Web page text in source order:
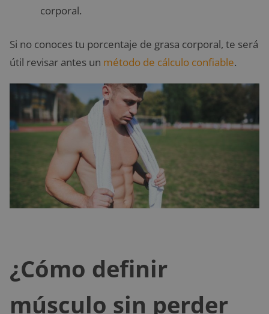
corporal.
Si no conoces tu porcentaje de grasa corporal, te será
útil revisar antes un método de cálculo confiable.
¿Cómo definir
músculo sin perder